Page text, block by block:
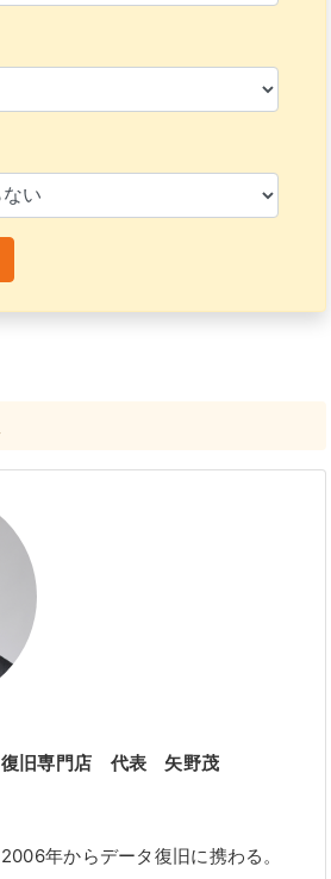
復旧専門店 代表 矢野茂
年からデータ復旧に携わる。